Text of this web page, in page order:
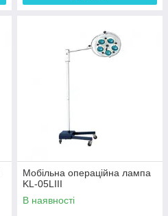
Мобільна операційна лампа
KL-05LIII
В наявності